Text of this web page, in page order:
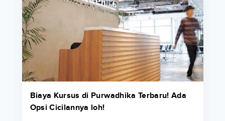
Biaya Kursus di Purwadhika Terbaru! Ada
Opsi Cicilannya loh!